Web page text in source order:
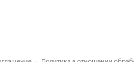
Политика в отношении